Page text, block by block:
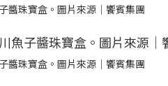
醬珠寶盒。圖片來源｜饗賓集團
醬珠寶盒。圖片來源｜饗賓集團